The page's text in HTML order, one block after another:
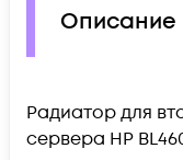
Описание
Радиатор для
сервера HP